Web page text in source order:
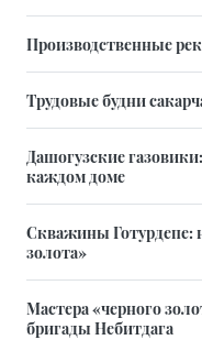
Производственные
Трудовые будни
Дашогузские
каждом доме
Скважины Готурдепе:
золота»
Мастера «черного
бригады Небитдага